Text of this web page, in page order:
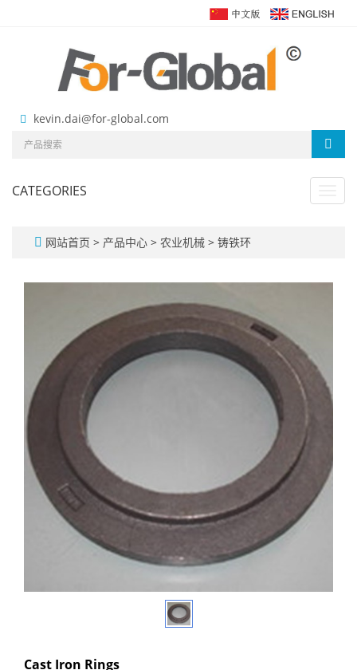
kevin.dai@for-global.com
CATEGORIES
网站首页 > 产品中心 > 农业机械 > 铸铁环
Cast Iron Rings